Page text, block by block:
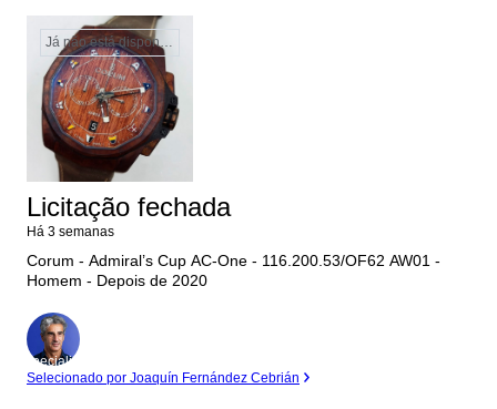
Já não está disponível
Licitação fechada
Há 3 semanas
Corum - Admiral’s Cup AC-One - 116.200.53/OF62 AW01 -
Homem - Depois de 2020
Especialista
Selecionado por Joaquín Fernández Cebrián